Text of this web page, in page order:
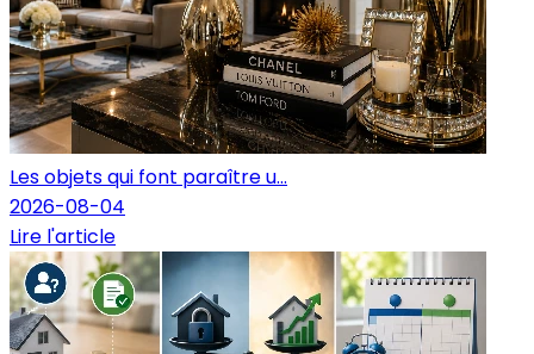
Les objets qui font paraître u...
2026-08-04
Lire l'article